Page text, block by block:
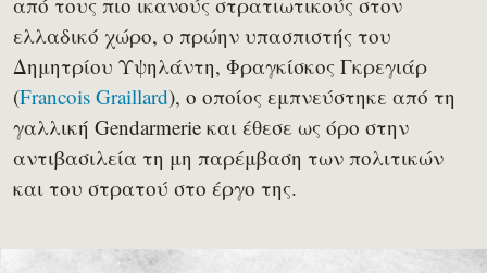
ελλαδικό χώρο, ο πρώην υπασπιστής του
Δημητρίου Υψηλάντη, Φραγκίσκος Γκρεγιάρ
(Francois Graillard), ο οποίος εμπνεύστηκε από τη
γαλλική Gendarmerie και έθεσε ως όρο στην
αντιβασιλεία τη μη παρέμβαση των πολιτικών
και του στρατού στο έργο της.